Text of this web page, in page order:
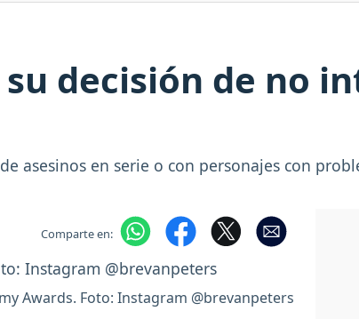
decisión de no
asesinos en serie o con personajes con
Comparte en:
Awards. Foto: Instagram @brevanpeters